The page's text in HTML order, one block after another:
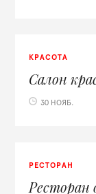
КРАСОТА
Салон
30 НОЯБ.
РЕСТОРАН
Ресторан